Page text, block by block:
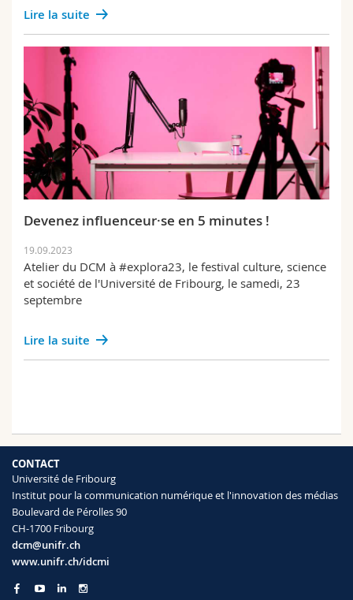
Lire la suite
Devenez influenceur·se en 5 minutes !
19.09.2023
Atelier du DCM à #explora23, le festival culture, science
et société de l'Université de Fribourg, le samedi, 23
septembre
Lire la suite
CONTACT
Université de Fribourg
Institut pour la communication numérique et l'innovation des médias
Boulevard de Pérolles 90
CH-1700 Fribourg
dcm@unifr.ch
www.unifr.ch/idcmi